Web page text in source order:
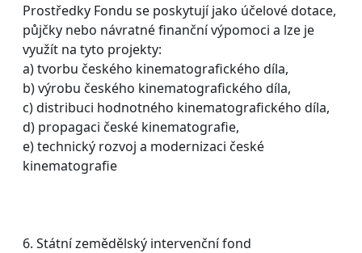
Prostředky Fondu se poskytují jako účelové dotace,
půjčky nebo návratné finanční výpomoci a lze je
využít na tyto projekty:
a) tvorbu českého kinematografického díla,
b) výrobu českého kinematografického díla,
c) distribuci hodnotného kinematografického díla,
d) propagaci české kinematografie,
e) technický rozvoj a modernizaci české
kinematografie
6. Státní zemědělský intervenční fond